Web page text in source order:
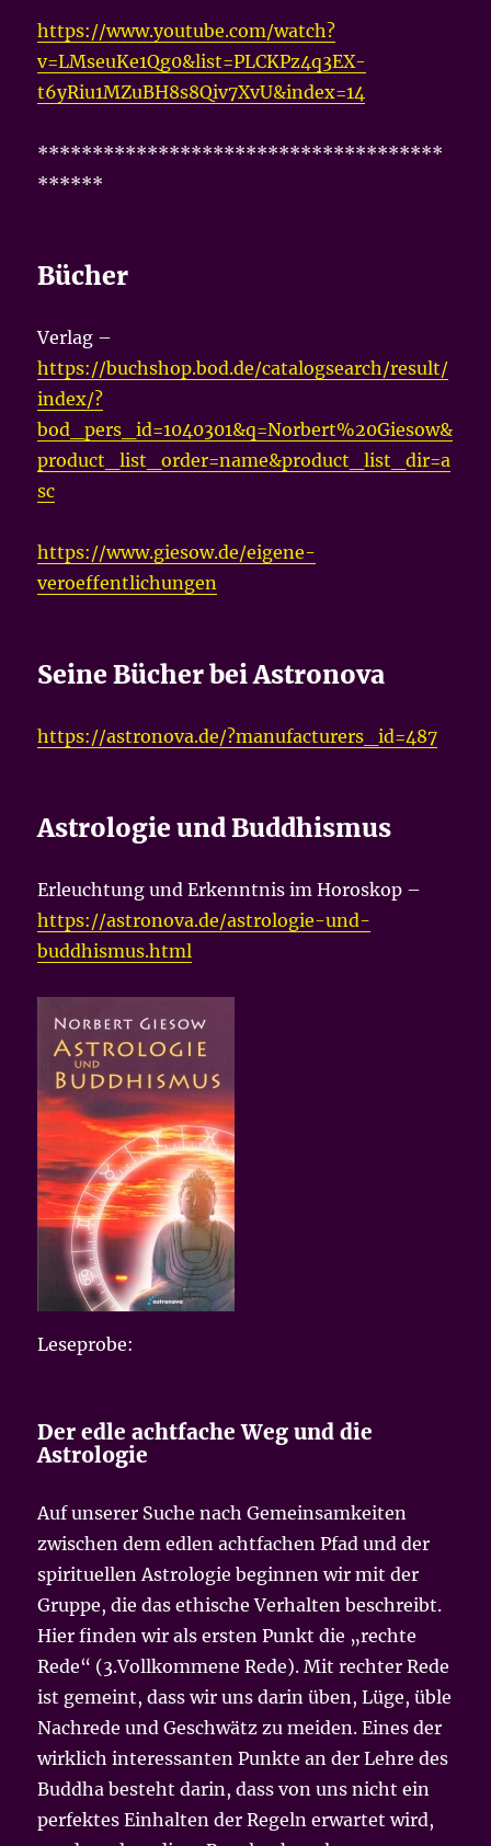
https://www.youtube.com/watch?
v=LMseuKe1Qg0&list=PLCKPz4q3EX-
t6yRiu1MZuBH8s8Qiv7XvU&index=14
*************************************
******
Bücher
Verlag –
https://buchshop.bod.de/catalogsearch/result/
index/?
bod_pers_id=1040301&q=Norbert%20Giesow&
product_list_order=name&product_list_dir=a
sc
https://www.giesow.de/eigene-
veroeffentlichungen
Seine Bücher bei Astronova
https://astronova.de/?manufacturers_id=487
Astrologie und Buddhismus
Erleuchtung und Erkenntnis im Horoskop –
https://astronova.de/astrologie-und-
buddhismus.html
Leseprobe:
Der edle achtfache Weg und die
Astrologie
Auf unserer Suche nach Gemeinsamkeiten
zwischen dem edlen achtfachen Pfad und der
spirituellen Astrologie beginnen wir mit der
Gruppe, die das ethische Verhalten beschreibt.
Hier finden wir als ersten Punkt die „rechte
Rede“ (3.Vollkommene Rede). Mit rechter Rede
ist gemeint, dass wir uns darin üben, Lüge, üble
Nachrede und Geschwätz zu meiden. Eines der
wirklich interessanten Punkte an der Lehre des
Buddha besteht darin, dass von uns nicht ein
perfektes Einhalten der Regeln erwartet wird,